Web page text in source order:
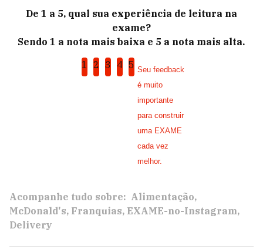
De 1 a 5, qual sua experiência de leitura na
exame?
Sendo 1 a nota mais baixa e 5 a nota mais alta.
1 2 3 4 5 Seu feedback
é muito
importante
para construir
uma EXAME
cada vez
melhor.
Acompanhe tudo sobre: Alimentação
McDonald's Franquias EXAME-no-Instagram
Delivery